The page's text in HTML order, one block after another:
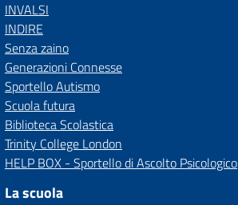
INVALSI
INDIRE
Senza zaino
Generazioni Connesse
Sportello Autismo
Scuola futura
Biblioteca Scolastica
Trinity College London
HELP BOX - Sportello di Ascolto Psicologico
La scuola